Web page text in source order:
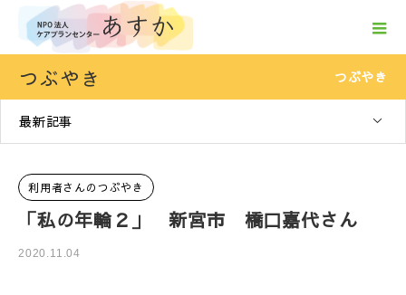
つぶやき つぶやき
最新記事
利用者さんのつぶやき
「私の年輪２」 新宮市 橋口嘉代さん
2020.11.04